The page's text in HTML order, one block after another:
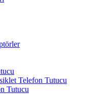
Telefon Tutucu
Tutucu